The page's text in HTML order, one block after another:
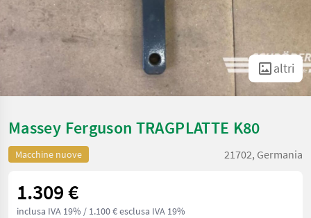
altri
Massey Ferguson TRAGPLATTE K80
Macchine nuove 21702, Germania
1.309 €
inclusa IVA 19% / 1.100 € esclusa IVA 19%